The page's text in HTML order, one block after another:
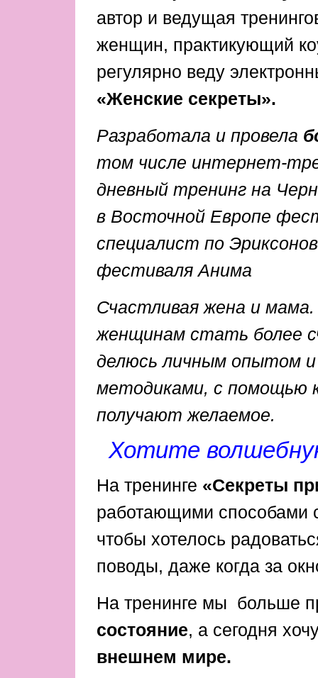
автор и ведущая
женщин, практикующий
регулярно веду
«Женские секреты».
Разработала и провела
том числе интернет-
дневный тренинг на
в Восточной Европе
специалист по
фестиваля Анима
Счастливая жена и
женщинам стать более
делюсь личным опытом
методиками, с помощью
получают желаемое.
Хотите
На тренинге «Секреты
работающими способами
чтобы хотелось
поводы, даже когда за
На тренинге мы больше
состояние, а сегодня
внешнем мире.